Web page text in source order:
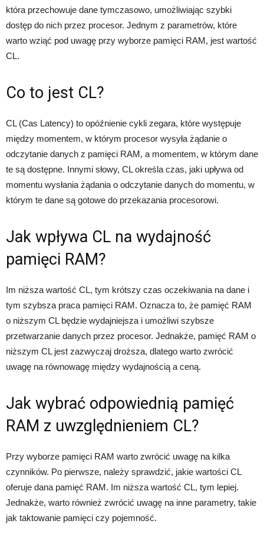
która przechowuje dane tymczasowo, umożliwiając szybki
dostęp do nich przez procesor. Jednym z parametrów, które
warto wziąć pod uwagę przy wyborze pamięci RAM, jest wartość
CL.
Co to jest CL?
CL (Cas Latency) to opóźnienie cykli zegara, które występuje
między momentem, w którym procesor wysyła żądanie o
odczytanie danych z pamięci RAM, a momentem, w którym dane
te są dostępne. Innymi słowy, CL określa czas, jaki upływa od
momentu wysłania żądania o odczytanie danych do momentu, w
którym te dane są gotowe do przekazania procesorowi.
Jak wpływa CL na wydajność
pamięci RAM?
Im niższa wartość CL, tym krótszy czas oczekiwania na dane i
tym szybsza praca pamięci RAM. Oznacza to, że pamięć RAM
o niższym CL będzie wydajniejsza i umożliwi szybsze
przetwarzanie danych przez procesor. Jednakże, pamięć RAM o
niższym CL jest zazwyczaj droższa, dlatego warto zwrócić
uwagę na równowagę między wydajnością a ceną.
Jak wybrać odpowiednią pamięć
RAM z uwzględnieniem CL?
Przy wyborze pamięci RAM warto zwrócić uwagę na kilka
czynników. Po pierwsze, należy sprawdzić, jakie wartości CL
oferuje dana pamięć RAM. Im niższa wartość CL, tym lepiej.
Jednakże, warto również zwrócić uwagę na inne parametry, takie
jak taktowanie pamięci czy pojemność.